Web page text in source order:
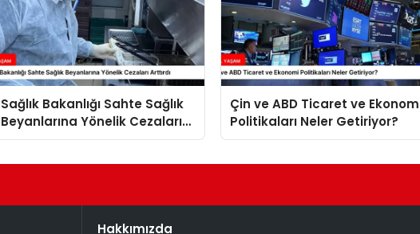
Sağlık Bakanlığı Sahte Sağlık
Beyanlarına Yönelik Cezaları
Arttırdı
Çin ve ABD Ticaret ve
Politikaları Neler Getiriyor?
Hakkımızda